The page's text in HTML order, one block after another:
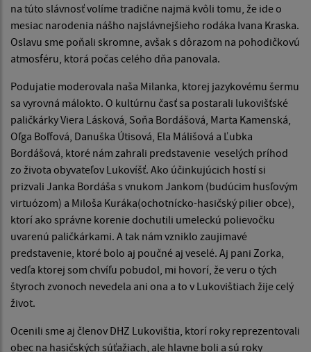
na túto slávnosť volíme tradične najmä kvôli tomu, že ide o
mesiac narodenia nášho najslávnejšieho rodáka Ivana Kraska.
Oslavu sme poňali skromne, avšak s dôrazom na pohodičkovú
atmosféru, ktorá počas celého dňa panovala.
Podujatie moderovala naša Milanka, ktorej jazykovému šermu
sa vyrovná málokto. O kultúrnu časť sa postarali lukovišťské
paličkárky Viera Lásková, Soňa Bordášová, Marta Kamenská,
Oľga Boľfová, Danuška Útisová, Ela Málišová a Ľubka
Bordášová, ktoré nám zahrali predstavenie veselých príhod
zo života obyvateľov Lukovíšť. Ako účinkujúcich hostí si
prizvali Janka Bordáša s vnukom Jankom (budúcim husľovým
virtuózom) a Miloša Kuráka(ochotnícko-hasičský pilier obce),
ktorí ako správne korenie dochutili umeleckú polievočku
uvarenú paličkárkami. A tak nám vzniklo zaujimavé
predstavenie, ktoré bolo aj poučné aj veselé. Aj pani Zorka,
vedľa ktorej som chvíľu pobudol, mi hovorí, že veru o tých
štyroch zvonoch nevedela ani ona a to v Lukovištiach žije celý
život.
Ocenili sme aj členov DHZ Lukovištia, ktorí roky reprezentovali
obec na hasičských súťažiach, ale hlavne boli a sú roky